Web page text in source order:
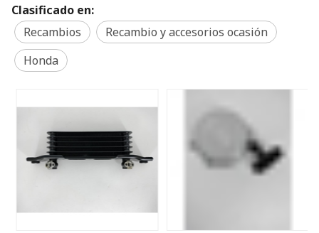
Clasificado en:
Recambios
Recambio y accesorios ocasión
Honda